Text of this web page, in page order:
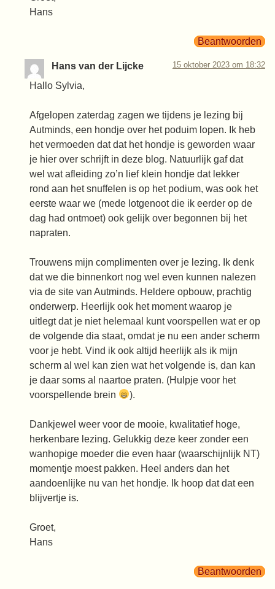
Hans
Beantwoorden
Hans van der Lijcke 15 oktober 2023 om 18:32
Hallo Sylvia,
Afgelopen zaterdag zagen we tijdens je lezing bij
Autminds, een hondje over het poduim lopen. Ik heb
het vermoeden dat dat het hondje is geworden waar
je hier over schrijft in deze blog. Natuurlijk gaf dat
wel wat afleiding zo’n lief klein hondje dat lekker
rond aan het snuffelen is op het podium, was ook het
eerste waar we (mede lotgenoot die ik eerder op de
dag had ontmoet) ook gelijk over begonnen bij het
napraten.
Trouwens mijn complimenten over je lezing. Ik denk
dat we die binnenkort nog wel even kunnen nalezen
via de site van Autminds. Heldere opbouw, prachtig
onderwerp. Heerlijk ook het moment waarop je
uitlegt dat je niet helemaal kunt voorspellen wat er op
de volgende dia staat, omdat je nu een ander scherm
voor je hebt. Vind ik ook altijd heerlijk als ik mijn
scherm al wel kan zien wat het volgende is, dan kan
je daar soms al naartoe praten. (Hulpje voor het
voorspellende brein
).
Dankjewel weer voor de mooie, kwalitatief hoge,
herkenbare lezing. Gelukkig deze keer zonder een
wanhopige moeder die even haar (waarschijnlijk NT)
momentje moest pakken. Heel anders dan het
aandoenlijke nu van het hondje. Ik hoop dat dat een
blijvertje is.
Groet,
Hans
Beantwoorden